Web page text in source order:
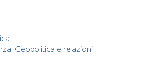
Geopolitica e relazioni